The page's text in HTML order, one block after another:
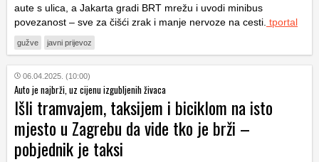
aute s ulica, a Jakarta gradi BRT mrežu i uvodi minibus
povezanost – sve za čišći zrak i manje nervoze na cesti. tportal
gužve javni prijevoz
06.04.2025. (10:00)
Auto je najbrži, uz cijenu izgubljenih živaca
Išli tramvajem, taksijem i biciklom na isto
mjesto u Zagrebu da vide tko je brži –
pobjednik je taksi